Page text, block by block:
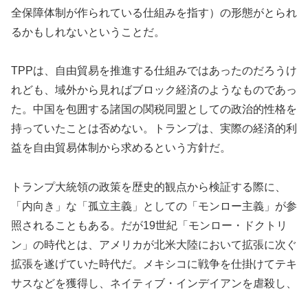
全保障体制が作られている仕組みを指す）の形態がとられ
るかもしれないということだ。
TPPは、自由貿易を推進する仕組みではあったのだろうけ
れども、域外から見ればブロック経済のようなものであっ
た。中国を包囲する諸国の関税同盟としての政治的性格を
持っていたことは否めない。トランプは、実際の経済的利
益を自由貿易体制から求めるという方針だ。
トランプ大統領の政策を歴史的観点から検証する際に、
「内向き」な「孤立主義」としての「モンロー主義」が参
照されることもある。だが19世紀「モンロー・ドクトリ
ン」の時代とは、アメリカが北米大陸において拡張に次ぐ
拡張を遂げていた時代だ。メキシコに戦争を仕掛けてテキ
サスなどを獲得し、ネイティブ・インデイアンを虐殺し、